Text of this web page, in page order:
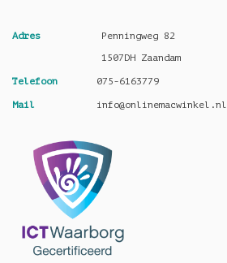
Adres
Penningweg 82
1507DH Zaandam
Telefoon 075-6163779
Mail info@onlinemacwinkel.nl